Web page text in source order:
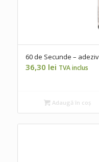
60 de Secunde –
36,30 lei TVA inclus
Adaugă în coș